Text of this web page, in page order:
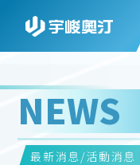
NEWS
最新消息/活動消息